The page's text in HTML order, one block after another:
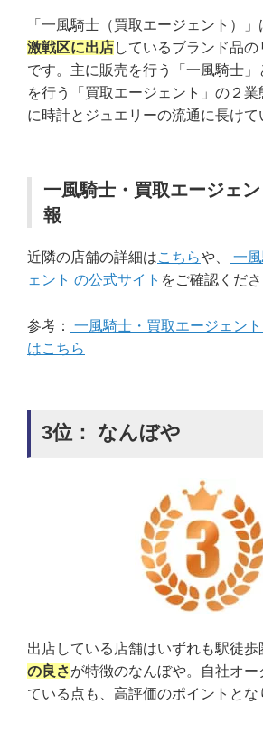
「一風騎士（買取エージェント）」
激戦区に出店しているブランド品
です。主に販売を行う「一風騎士
を行う「買取エージェント」の２
に時計とジュエリーの流通に長けて
一風騎士・買取エージェ
報
近隣の店舗の詳細はこちらや、
一
ェント の公式サイト をご確認くださ
参考：
一風騎士・買取エージェン
はこちら
3位： なんぼや
出店している店舗はいずれも駅徒歩
の良さが特徴のなんぼや。自社オー
ている点も、高評価のポイントとな